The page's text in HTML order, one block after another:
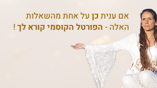
אם ענית כן על אחת מהשאלות
האלה - הפורטל הקוסמי קורא לך!